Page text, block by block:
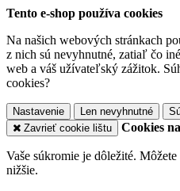
Tento e-shop používa cookies
Na našich webových stránkach
z nich sú nevyhnutné, zatiaľ čo
web a váš užívateľský zážitok.
cookies?
Nastavenie Len nevyhnutné
Zavrieť cookie lištu
Cookies
Vaše súkromie je dôležité.
nižšie.